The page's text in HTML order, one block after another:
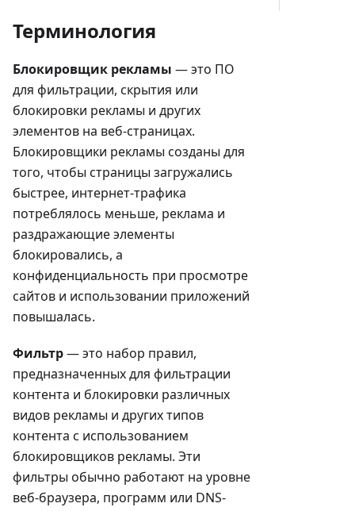
Терминология
Блокировщик рекламы — это ПО
для фильтрации, скрытия или
блокировки рекламы и других
элементов на веб-страницах.
Блокировщики рекламы созданы для
того, чтобы страницы загружались
быстрее, интернет-трафика
потреблялось меньше, реклама и
раздражающие элементы
блокировались, а
конфиденциальность при просмотре
сайтов и использовании приложений
повышалась.
Фильтр— это набор правил,
предназначенных для фильтрации
контента и блокировки различных
видов рекламы и других типов
контента с использованием
блокировщиков рекламы. Эти
фильтры обычно работают на уровне
веб-браузера, программ или DNS-